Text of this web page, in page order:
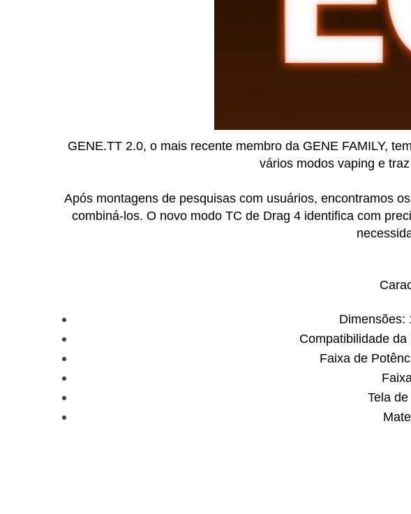
GENE.TT 2.0, o mais recente membro da GENE FAMILY,
vários modos vaping e
Após montagens de pesquisas com usuários, encontramos
combiná-los. O novo modo TC de Drag 4 identifica com
Dimensões:
Compatibilidade
Faixa de
Tela